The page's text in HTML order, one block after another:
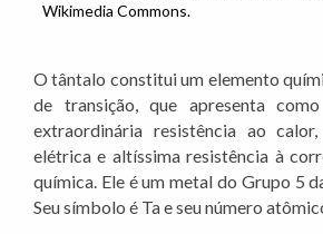
Wikimedia Commons.
O tântalo constitui um elemento
de transição, que apresenta
extraordinária resistência ao
elétrica e altíssima resistência à
química. Ele é um metal do Grupo 5
Seu símbolo é Ta e seu número